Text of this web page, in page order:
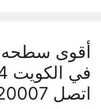
أقوى
اتصل 92220007